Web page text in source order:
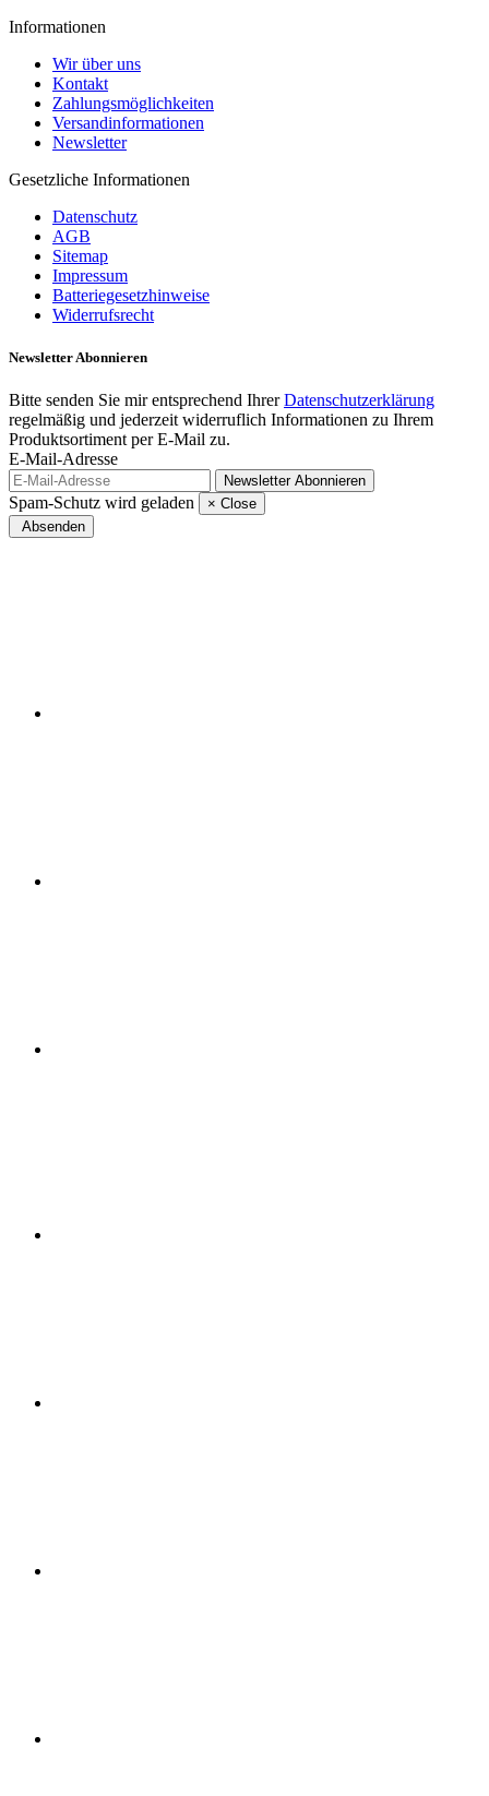
Informationen
Wir über uns
Kontakt
Zahlungsmöglichkeiten
Versandinformationen
Newsletter
Gesetzliche Informationen
Datenschutz
AGB
Sitemap
Impressum
Batteriegesetzhinweise
Widerrufsrecht
Newsletter Abonnieren
Bitte senden Sie mir entsprechend IhrerDatenschutzerklärung
regelmäßig und jederzeit widerruflich Informationen zu Ihrem
Produktsortiment per E-Mail zu.
E-Mail-Adresse
Newsletter Abonnieren
Spam-Schutz wird geladen × Close
Absenden